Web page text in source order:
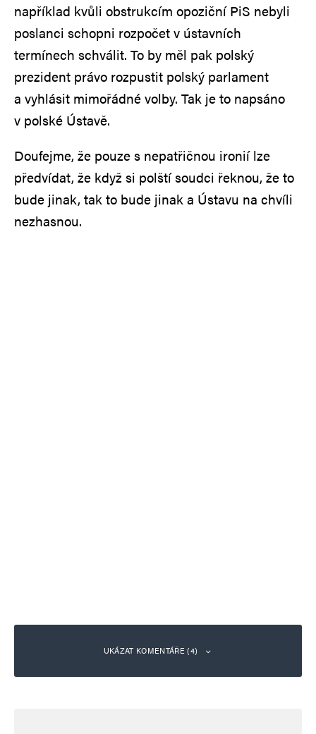
například kvůli obstrukcím opoziční PiS nebyli
poslanci schopni rozpočet v ústavních
termínech schválit. To by měl pak polský
prezident právo rozpustit polský parlament
a vyhlásit mimořádné volby. Tak je to napsáno
v polské Ústavě.
Doufejme, že pouze s nepatřičnou ironií lze
předvídat, že když si polští soudci řeknou, že to
bude jinak, tak to bude jinak a Ústavu na chvíli
nezhasnou.
UKÁZAT KOMENTÁŘE (4)